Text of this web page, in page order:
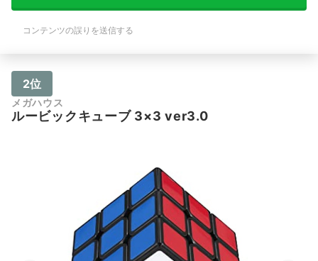
コンテンツの誤りを送信する
2位
メガハウス
ルービックキューブ 3×3 ver3.0